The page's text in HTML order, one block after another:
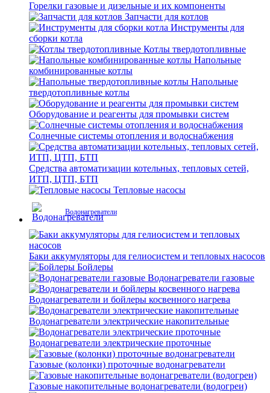
Горелки газовые и дизельные и их компоненты
Запчасти для котлов
Инструменты для
сборки котла
Котлы твердотопливные
Напольные
комбинированные котлы
Напольные
твердотопливные котлы
Оборудование и реагенты для промывки систем
Солнечные системы отопления и водоснабжения
Средства автоматизации котельных, тепловых сетей,
ИТП, ЦТП, БТП
Тепловые насосы
Водонагреватели
Баки аккумуляторы для гелиосистем и тепловых насосов
Бойлеры
Водонагреватели газовые
Водонагреватели и бойлеры косвенного нагрева
Водонагреватели электрические накопительные
Водонагреватели электрические проточные
Газовые (колонки) проточные водонагреватели
Газовые накопительные водонагреватели (водогреи)